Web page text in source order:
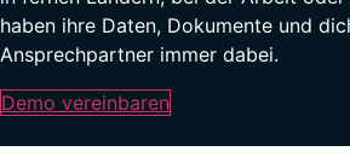
haben ihre Daten, Dokumente und
Ansprechpartner immer dabei.
Demo vereinbaren